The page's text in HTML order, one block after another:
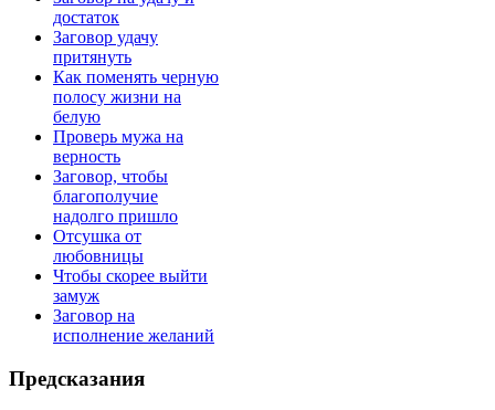
достаток
Заговор удачу
притянуть
Как поменять черную
полосу жизни на
белую
Проверь мужа на
верность
Заговор, чтобы
благополучие
надолго пришло
Отсушка от
любовницы
Чтобы скорее выйти
замуж
Заговор на
исполнение желаний
Предсказания